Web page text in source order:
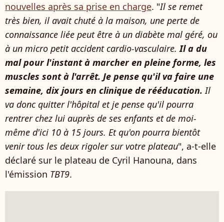
nouvelles après sa prise en charge. "Il se remet
très bien, il avait chuté à la maison, une perte de
connaissance liée peut être à un diabète mal géré, ou
à un micro petit accident cardio-vasculaire. Il a du
mal pour l'instant à marcher en pleine forme, les
muscles sont à l'arrêt. Je pense qu'il va faire une
semaine, dix jours en clinique de rééducation. Il
va donc quitter l'hôpital et je pense qu'il pourra
rentrer chez lui auprès de ses enfants et de moi-
même d'ici 10 à 15 jours. Et qu'on pourra bientôt
venir tous les deux rigoler sur votre plateau", a-t-elle
déclaré sur le plateau de Cyril Hanouna, dans
l'émission TBT9.